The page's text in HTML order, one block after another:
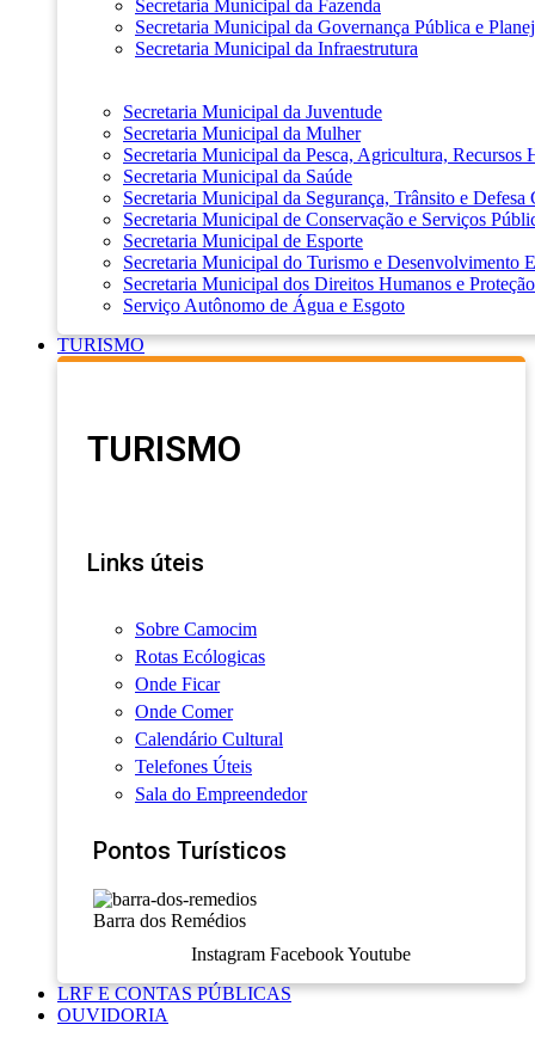
Secretaria Municipal da Fazenda
Secretaria Municipal da Governança Pública e
Secretaria Municipal da Infraestrutura
Secretaria Municipal da Juventude
Secretaria Municipal da Mulher
Secretaria Municipal da Pesca, Agricultura, Recursos
Secretaria Municipal da Saúde
Secretaria Municipal da Segurança, Trânsito e Defesa
Secretaria Municipal de Conservação e Serviços
Secretaria Municipal de Esporte
Secretaria Municipal do Turismo e Desenvolvimento
Secretaria Municipal dos Direitos Humanos e
Serviço Autônomo de Água e Esgoto
TURISMO
TURISMO
Links úteis
Sobre Camocim
Rotas Ecólogicas
Onde Ficar
Onde Comer
Calendário Cultural
Telefones Úteis
Sala do Empreendedor
Pontos Turísticos
Barra dos Remédios
Instagram Facebook Youtube
LRF E CONTAS PÚBLICAS
OUVIDORIA